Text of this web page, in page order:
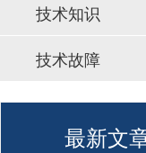
技术知识
技术故障
最新文